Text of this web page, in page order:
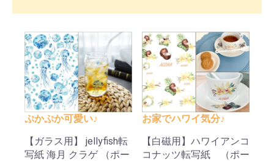
ぷかぷか可愛い♪
【ガラス用】 jellyfish転
写紙 海月 クラゲ （ポー
お家でハワイ気分♪
【白磁用】ハワイアンコ
コナッツ転写紙 （ポー